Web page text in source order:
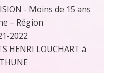
- Moins de 15 ans
– Région
2022
HENRI LOUCHART à